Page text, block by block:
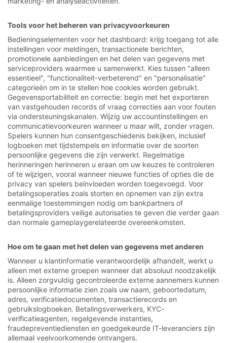
Tools voor het beheren van privacyvoorkeuren
Bedieningselementen voor het dashboard: krijg toegang tot alle
instellingen voor meldingen, transactionele berichten,
promotionele aanbiedingen en het delen van gegevens met
serviceproviders waarmee u samenwerkt. Kies tussen "alleen
essentieel", "functionaliteit-verbeterend" en "personalisatie"
categorieën om in te stellen hoe cookies worden gebruikt.
Gegevensportabiliteit en correctie: begin met het exporteren
van vastgehouden records of vraag correcties aan voor fouten
via ondersteuningskanalen. Wijzig uw accountinstellingen en
communicatievoorkeuren wanneer u maar wilt, zonder vragen.
Spelers kunnen hun consentgeschiedenis bekijken, inclusief
logboeken met tijdstempels en informatie over de soorten
persoonlijke gegevens die zijn verwerkt. Regelmatige
herinneringen herinneren u eraan om uw keuzes te controleren
of te wijzigen, vooral wanneer nieuwe functies of opties die de
privacy van spelers beïnvloeden worden toegevoegd. Voor
betalingsoperaties zoals storten en opnemen van zijn extra
eenmalige toestemmingen nodig om bankpartners of
betalingsproviders veilige autorisaties te geven die verder gaan
dan normale gameplaygerelateerde overeenkomsten.
Hoe om te gaan met het delen van gegevens met anderen
Wanneer u klantinformatie verantwoordelijk afhandelt, werkt u
alleen met externe groepen wanneer dat absoluut noodzakelijk
is. Alleen zorgvuldig gecontroleerde externe aannemers kunnen
persoonlijke informatie zien zoals uw naam, geboortedatum,
adres, verificatiedocumenten, transactierecords en
gebruikslogboeken. Betalingsverwerkers, KYC-
verificatieagenten, regelgevende instanties,
fraudepreventiediensten en goedgekeurde IT-leveranciers zijn
allemaal veelvoorkomende ontvangers.